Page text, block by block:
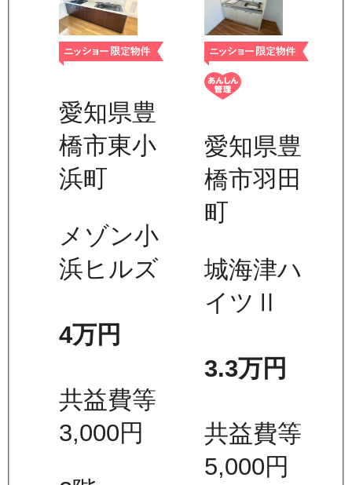
愛知県豊
橋市東小
浜町
メゾン小
浜ヒルズ
4万円
共益費等
3,000円
愛知県豊
橋市羽田
町
城海津ハ
イツⅡ
3.3万円
共益費等
5,000円